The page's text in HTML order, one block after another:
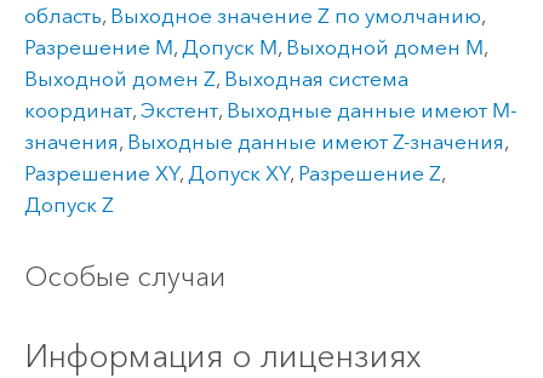
область, Выходное значение Z по умолчанию,
Разрешение M, Допуск M, Выходной домен M,
Выходной домен Z, Выходная система
координат, Экстент, Выходные данные имеют M-
значения, Выходные данные имеют Z-значения,
Разрешение XY, Допуск XY, Разрешение Z,
Допуск Z
Особые случаи
Информация о лицензиях